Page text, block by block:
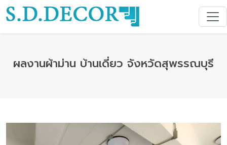
ผลงานผ้าม่าน บ้านเดี่ยว จังหวัดสุพรรณบุรี